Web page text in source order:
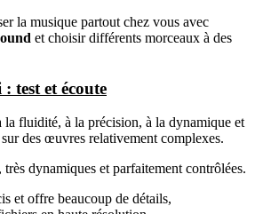
la musique partout chez vous avec
et choisir différents morceaux à des
test et écoute
fluidité, à la précision, à la dynamique et
des œuvres relativement complexes.
très dynamiques et parfaitement contrôlées.
et offre beaucoup de détails,